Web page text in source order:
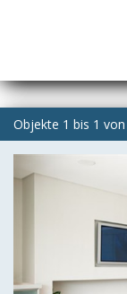
Objekte 1 bis 1 von